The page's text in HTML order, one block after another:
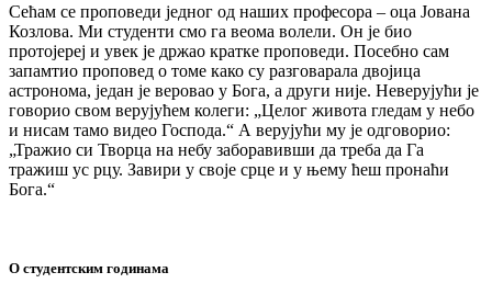
Сећам се проповеди једног од наших професора – оца Јована
Козлова. Ми студенти смо га веома волели. Он је био
протојереј и увек је држао кратке проповеди. Посебно сам
запамтио проповед о томе како су разговарала двојица
астронома, један је веровао у Бога, а други није. Неверујући је
говорио свом верујућем колеги: „Целог живота гледам у небо
и нисам тамо видео Господа.“ А верујући му је одговорио:
„Тражио си Творца на небу заборавивши да треба да Га
тражиш ус рцу. Завири у своје срце и у њему ћеш пронаћи
Бога.“
О студентским годинама